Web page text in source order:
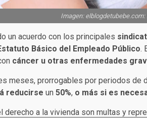
Imagen:
un acuerdo con los principales
Básico del Empleado Público.
cáncer u otras enfermedades
meses, prorrogables por periodos de
reducirse un 50%, o más si es
derecho a la vivienda son multas y